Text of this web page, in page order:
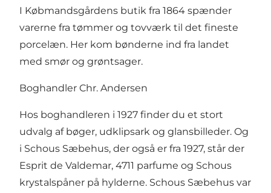
I Købmandsgårdens butik fra 1864 spænder
varerne fra tømmer og tovværk til det fineste
porcelæn. Her kom bønderne ind fra landet
med smør og grøntsager.
Boghandler Chr. Andersen
Hos boghandleren i 1927 finder du et stort
udvalg af bøger, udklipsark og glansbilleder. Og
i Schous Sæbehus, der også er fra 1927, står der
Esprit de Valdemar, 4711 parfume og Schous
krystalspåner på hylderne. Schous Sæbehus var